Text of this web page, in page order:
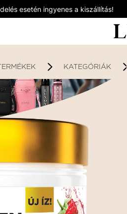
esetén ingyenes a kiszállítás!
KATEGÓRIÁK